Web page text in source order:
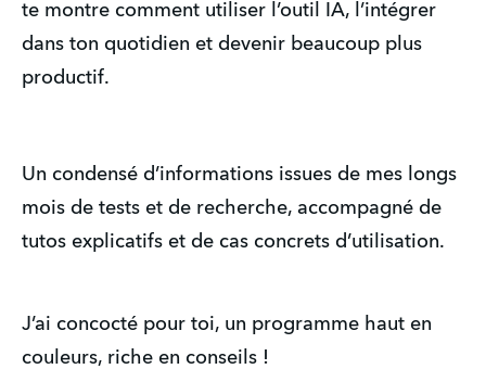
te montre comment utiliser l’outil IA, l’intégrer
dans ton quotidien et devenir beaucoup plus
productif.
Un condensé d’informations issues de mes longs
mois de tests et de recherche, accompagné de
tutos explicatifs et de cas concrets d’utilisation.
J’ai concocté pour toi, un programme haut en
couleurs, riche en conseils !